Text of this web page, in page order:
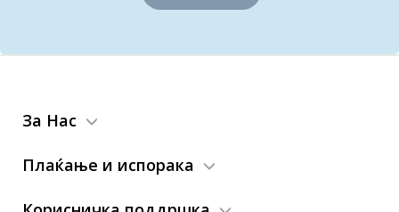
За Нас
Плаќање и испорака